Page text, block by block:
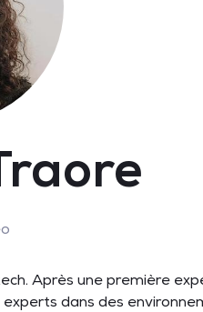
Après une première
dans des